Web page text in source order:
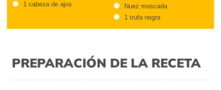
1 cabeza de ajos
Nuez moscada
1 trufa negra
PREPARACIÓN DE LA RECETA